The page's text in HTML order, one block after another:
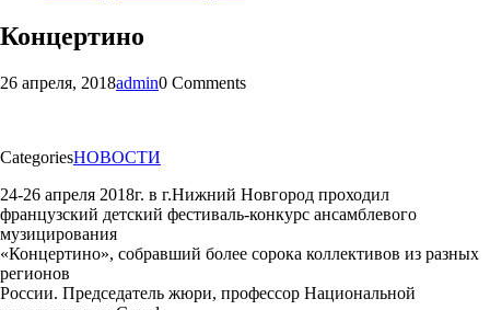
Концертино
26 апреля, 2018admin0 Comments
CategoriesНОВОСТИ
24-26 апреля 2018г. в г.Нижний Новгород проходил
французский детский фестиваль-конкурс ансамблевого
музицирования
«Концертино», собравший более сорока коллективов из разных
регионов
России. Председатель жюри, профессор Национальной